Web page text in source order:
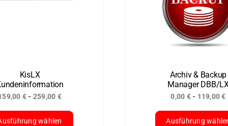
auf.
Die
Optionen
können
Produktseite
gewählt
werden
KisLX
€ - 259,00 €
wählen
Archiv & Backup
Manager DBB/
0,00 €- 119,00€
Ausführung